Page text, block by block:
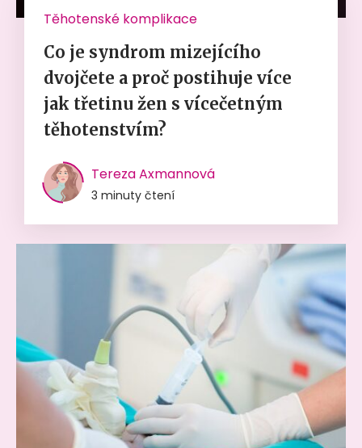
Těhotenské komplikace
Co je syndrom mizejícího
dvojčete a proč postihuje více
jak třetinu žen s vícečetným
těhotenstvím?
Tereza Axmannová
3 minuty čtení